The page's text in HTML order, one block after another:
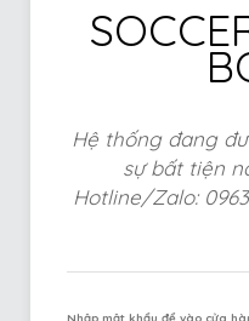
Hệ thống đang
sự bất tiện
Hotline/Zalo: 0963
Nhập mật khẩu để vào cửa